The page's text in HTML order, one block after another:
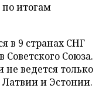
итогам
в 9 странах СНГ
Советского Союза.
ведется только
и Эстонии.